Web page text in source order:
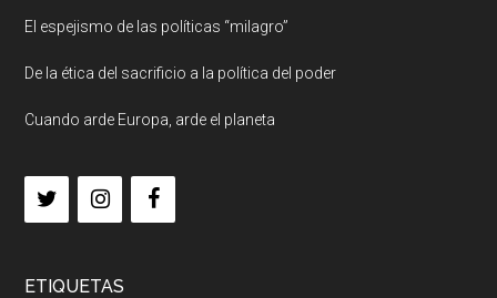
El espejismo de las políticas “milagro”
De la ética del sacrificio a la política del poder
Cuando arde Europa, arde el planeta
ETIQUETAS